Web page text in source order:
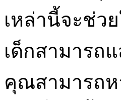
เหล่านี้จะช่ว
เด็กสามารถ
คุณสามารถห